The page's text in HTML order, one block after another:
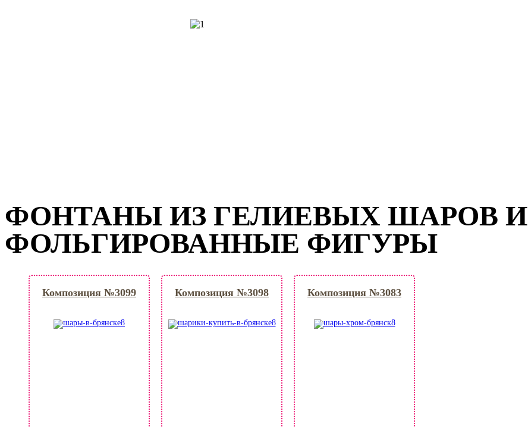
ФОНТАНЫ ИЗ ГЕЛИЕВЫХ ШАРОВ И
ФОЛЬГИРОВАННЫЕ ФИГУРЫ
Композиция №3099 Композиция №3098 Композиция №3083